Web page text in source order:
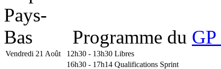
Programme du
Vendredi 21 Août 12h30 - 13h30 Libres
16h30 - 17h14 Qualifications Sprint